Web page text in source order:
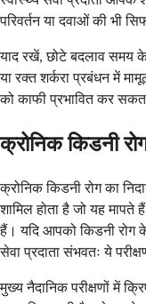
परिवर्तन या दवाओं की भी
याद रखें, छोटे बदलाव समय
या रक्त शर्करा प्रबंधन में
को काफी प्रभावित कर
क्रोनिक किडनी
क्रोनिक किडनी रोग का
शामिल होता है जो यह
हैं। यदि आपको किडनी रोग
सेवा प्रदाता संभवतः ये
मुख्य नैदानिक परीक्षणों में